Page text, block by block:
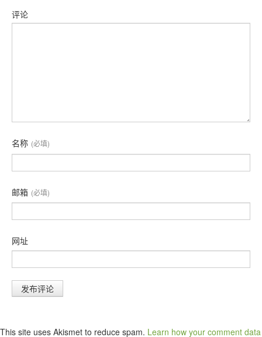
评论
名称 (必填)
邮箱 (必填)
网址
This site uses Akismet to reduce spam. Learn how your comment data